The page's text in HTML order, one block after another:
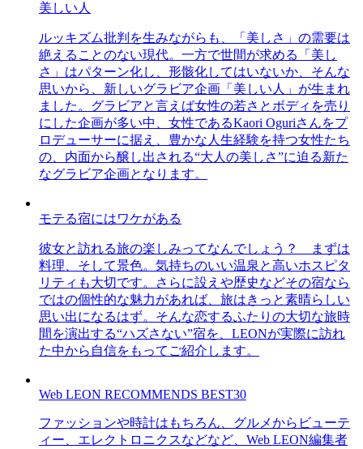
美しい人
ルッキズム批判を生みながらも、「美しさ」の需要は
絶えることのない現代。一方で世間が求める「美し
さ」はパターン化し、形骸化してはいないか、そんな
思いから、新しいグラビア企画「美しい人」が生まれ
ました。グラビアと言えば女性の若さとボディを売り
にした企画が多い中、女性であるKaori Oguriさんをプ
ロデューサーに据え、豊かな人生経験を持つ女性たち
の、内面から醸し出される“大人の美しさ”に迫る新た
なグラビア企画となります。
モテる宿にはワケがある
彼女と訪れる旅の楽しみってなんでしょう？ まずは
料理、そして景色。気持ちのいい温泉と高いホスピタ
リティも大切です。さらに設えや歴史などその宿なら
ではの個性的な魅力があれば、旅はきっと素晴らしい
思い出になるはず。そんな恋するふたりの大切な旅時
間を演出する“ハズさない”宿を、LEONが実際に訪れ
た中から自信をもってご紹介します。
Web LEON RECOMMENDS BEST30
ファッションや時計はもちろん、グルメからビューテ
ィー、エレクトロニクスなどなど、Web LEON編集者